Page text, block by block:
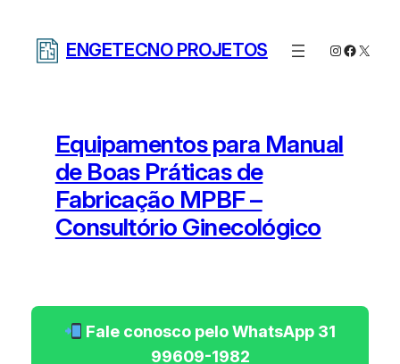
ENGETECNO PROJETOS Instagram
X
Equipamentos para Manual
de Boas Práticas de
Fabricação MPBF –
Consultório Ginecológico
Fale conosco pelo WhatsApp 31
99609-1982